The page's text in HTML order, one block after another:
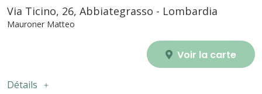
Via Ticino, 26, Abbiategrasso - Lombardia
Mauroner Matteo
Voir la carte
Détails